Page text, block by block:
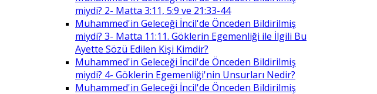
miydi? 2- Matta 3:11, 5:9 ve 21:33-44
Muhammed'in Geleceği İncil'de Önceden Bildirilmiş
miydi? 3- Matta 11:11. Göklerin Egemenliği ile İlgili Bu
Ayette Sözü Edilen Kişi Kimdir?
Muhammed'in Geleceği İncil'de Önceden Bildirilmiş
miydi? 4- Göklerin Egemenliği'nin Unsurları Nedir?
Muhammed'in Geleceği İncil'de Önceden Bildirilmiş